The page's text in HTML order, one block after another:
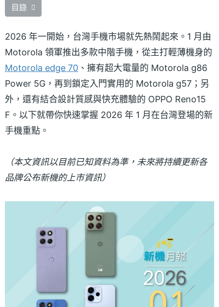
目錄
2026 年一開始，台灣手機市場就先熱鬧起來。1 月由
Motorola 領軍推出多款中階手機，從主打輕薄機身的
Motorola edge 70 、擁有超大電量的 Motorola g86
Power 5G，再到鎖定入門實用的 Motorola g57；另
外，還有結合設計質感與快充體驗的 OPPO Reno15
F。以下就帶你快速掌握 2026 年 1 月在台灣登場的新
手機重點。
（本文資訊以目前已知資料為準，未來將持續更新各
品牌公布新機的上市資訊）